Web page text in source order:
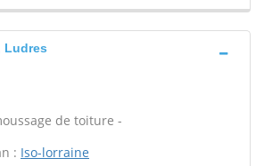
Ludres
de toiture -
: Iso-lorraine